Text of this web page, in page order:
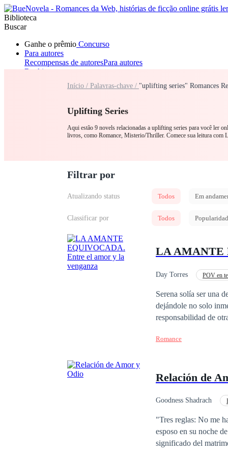
Biblioteca
Buscar
Ganhe o prêmio Concurso
Para autores
Recompensas de autoresPara autores
Ranking
RomanceLobisomemMáfia
Início / Palavras-chave / "uplifting series" Romances
Uplifting Series
Aqui estão 9 novels relacionadas a uplifting series para você ler
livros, como Romance, Misterio/Thriller. Comece sua leitura
Filtrar por
Atualizando status Todos Em
Classificar por Todos
LA AMANTE
Day Torres POV en
Serena solía ser una
dejándole no solo
responsabilidad de
ella por su falta de
Grayson Blackwell le
en la que planea
amor le devuelve la
Romance
Relación de
Goodness Shadrach
"Tres reglas: No me
esposo en su noche
significado del